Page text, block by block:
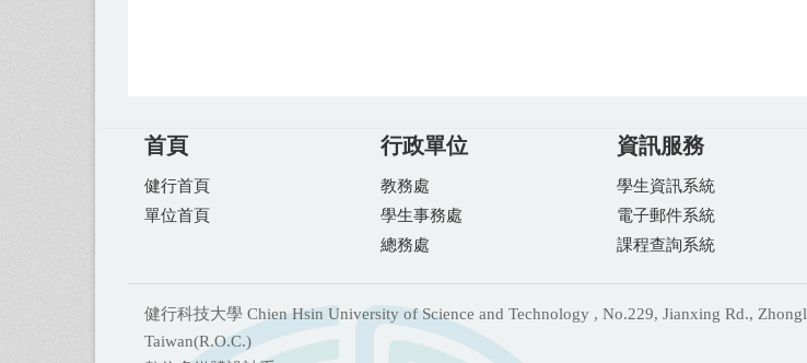
首頁
健行首頁
單位首頁
行政單位
教務處
學生事務處
總務處
資訊服務
學生資訊系統
電子郵件系統
課程查詢系統
健行科技大學 Chien Hsin University of Science and Technology , No.229, Jianxing Rd.,
Taiwan(R.O.C.)